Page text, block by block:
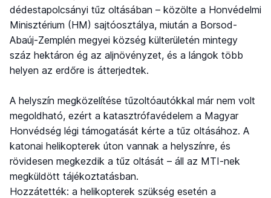
dédestapolcsányi tűz oltásában – közölte a Honvédelmi
Minisztérium (HM) sajtóosztálya, miután a Borsod-
Abaúj-Zemplén megyei község külterületén mintegy
száz hektáron ég az aljnövényzet, és a lángok több
helyen az erdőre is átterjedtek.
A helyszín megközelítése tűzoltóautókkal már nem volt
megoldható, ezért a katasztrófavédelem a Magyar
Honvédség légi támogatását kérte a tűz oltásához. A
katonai helikopterek úton vannak a helyszínre, és
rövidesen megkezdik a tűz oltását – áll az MTI-nek
megküldött tájékoztatásban.
Hozzátették: a helikopterek szükség esetén a